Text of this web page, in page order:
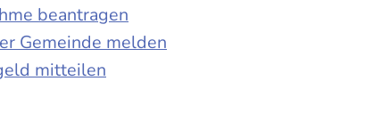
beantragen
Gemeinde melden
mitteilen